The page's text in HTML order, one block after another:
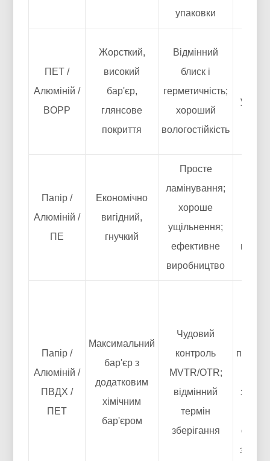
упаковки
ПЕТ /
Алюміній /
BOPP
Жорсткий,
високий
бар'єр,
глянсове
покриття
Відмінний
блиск і
герметичність;
хороший
вологостійкість
Папір /
Алюміній /
ПЕ
Економічно
вигідний,
гнучкий
Просте
ламінування;
хороше
ущільнення;
ефективне
виробництво
Папір /
Алюміній /
ПВДХ /
ПЕТ
Максимальний
бар'єр з
додатковим
хімічним
бар'єром
Чудовий
контроль
MVTR/OTR;
відмінний
термін
зберігання